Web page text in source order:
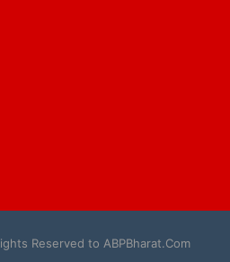
Reserved to ABPBharat.Com